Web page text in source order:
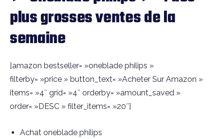
plus grosses ventes de la
semaine
[amazon bestseller= »oneblade philips »
filterby= »price » button_text= »Acheter Sur Amazon »
items= »4″ grid= »4″ orderby= »amount_saved »
order= »DESC » filter_items= »20″]
Achat oneblade philips